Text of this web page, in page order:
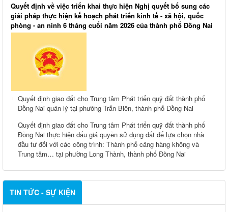
Quyết định về việc triển khai thực hiện Nghị quyết bổ sung các
giải pháp thực hiện kế hoạch phát triển kinh tế - xã hội, quốc
phòng - an ninh 6 tháng cuối năm 2026 của thành phố Đồng Nai
Quyết định giao đất cho Trung tâm Phát triển quỹ đất thành phố
Đồng Nai quản lý tại phường Trấn Biên, thành phố Đồng Nai
Quyết định giao đất cho Trung tâm Phát triển quỹ đất thành phố
Đồng Nai thực hiện đấu giá quyền sử dụng đất để lựa chọn nhà
đầu tư đối với các công trình: Thành phố cảng hàng không và
Trung tâm… tại phường Long Thành, thành phố Đồng Nai
TIN TỨC - SỰ KIỆN